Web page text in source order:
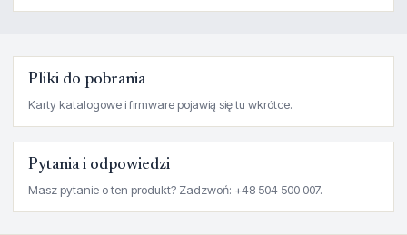
Pliki do pobrania
Karty katalogowe i firmware pojawią się tu wkrótce.
Pytania i odpowiedzi
Masz pytanie o ten produkt? Zadzwoń: +48 504 500 007.